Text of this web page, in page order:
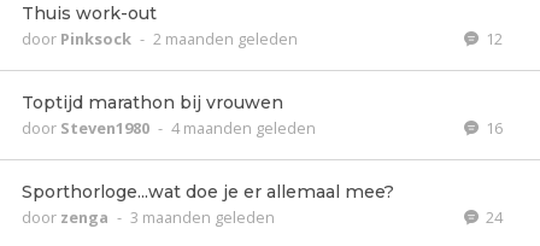
Thuis work-out
door Pinksock - 2 maanden geleden 12
Toptijd marathon bij vrouwen
door Steven1980 - 4 maanden geleden 16
Sporthorloge...wat doe je er allemaal mee?
door zenga - 3 maanden geleden 24